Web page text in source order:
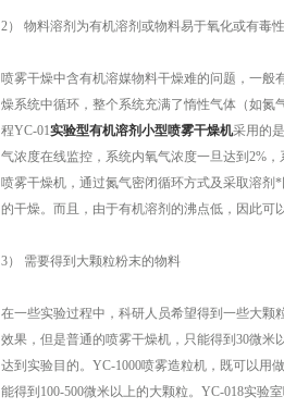
2） 物料溶剂为有机溶剂或物料易于氧化或有毒性
喷雾干燥中含有机溶媒物料干燥难的问题，一
燥系统中循环，整个系统充满了惰性气体（如
程YC-01实验型有机溶剂小型喷雾干燥机采用的
气浓度在线监控，系统内氧气浓度一旦达到2%
喷雾干燥机，通过氮气密闭循环方式及采取溶
的干燥。而且，由于有机溶剂的沸点低，因此可
3） 需要得到大颗粒粉末的物料
在一些实验过程中，科研人员希望得到一些大颗
效果，但是普通的喷雾干燥机，只能得到30微米
达到实验目的。YC-1000喷雾造粒机，既可以用
能得到100-500微米以上的大颗粒。YC-018实验